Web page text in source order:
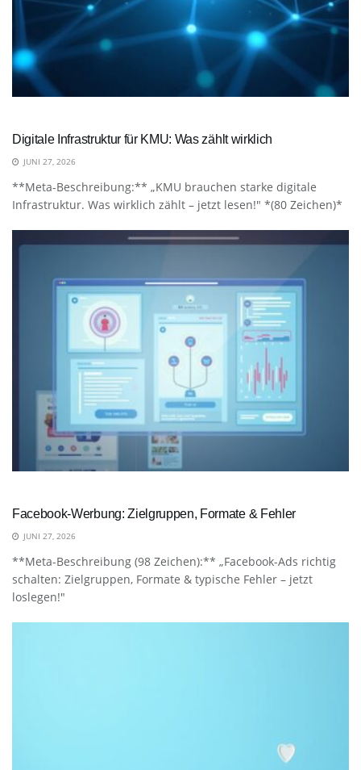
Digitale Infrastruktur für KMU: Was zählt wirklich
JUNI 27, 2026
**Meta-Beschreibung:** „KMU brauchen starke digitale
Infrastruktur. Was wirklich zählt – jetzt lesen!" *(80 Zeichen)*
Facebook-Werbung: Zielgruppen, Formate & Fehler
JUNI 27, 2026
**Meta-Beschreibung (98 Zeichen):** „Facebook-Ads richtig
schalten: Zielgruppen, Formate & typische Fehler – jetzt
loslegen!"